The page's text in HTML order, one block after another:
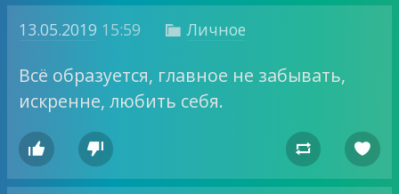
13.05.2019 15:59  Личное
Всё образуется, главное не забывать,
искренне, любить себя.
   